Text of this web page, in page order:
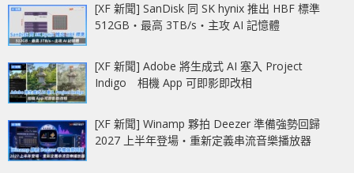
[XF 新聞] SanDisk 同 SK hynix 推出 HBF 標準
512GB‧最高 3TB/s‧主攻 AI 記憶體
[XF 新聞] Adobe 將生成式 AI 塞入 Project
Indigo 相機 App 可即影即改相
[XF 新聞] Winamp 夥拍 Deezer 準備強勢回歸
2027 上半年登場‧重新定義串流音樂播放器